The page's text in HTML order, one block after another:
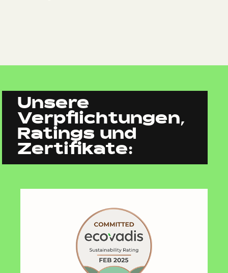
Unsere
Verpflichtungen,
Ratings und
Zertifikate: